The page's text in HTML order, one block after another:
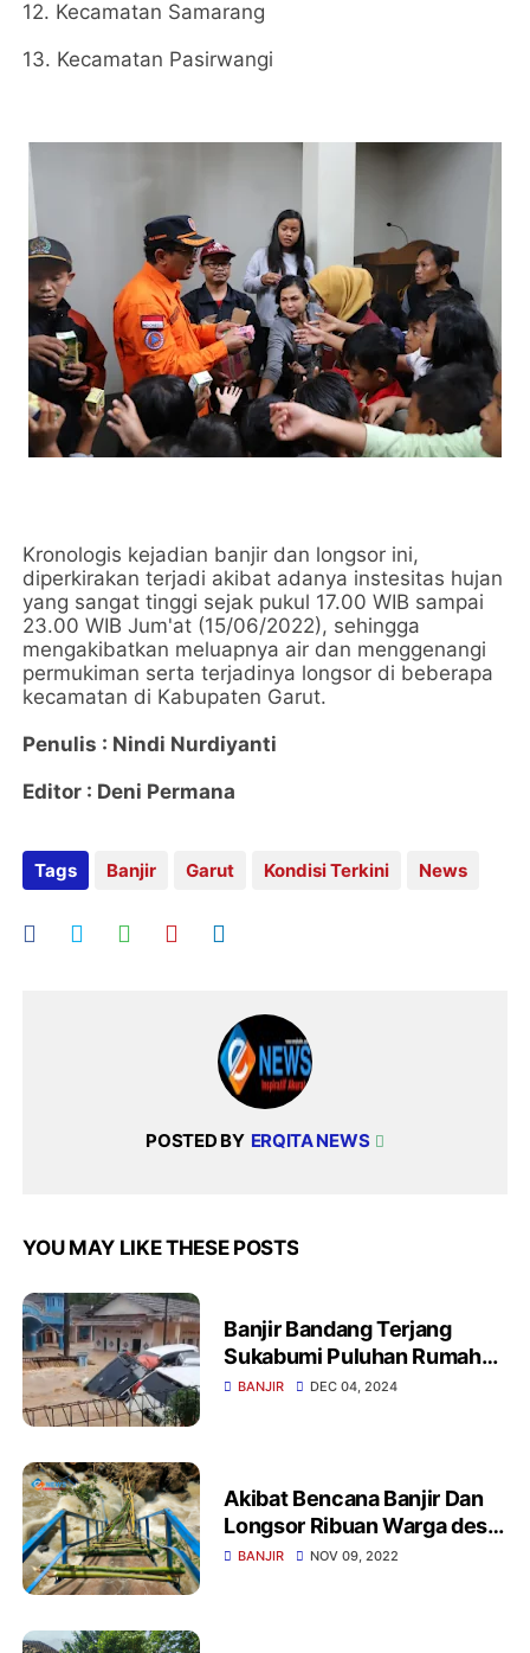
12. Kecamatan Samarang
13. Kecamatan Pasirwangi
Kronologis kejadian banjir dan longsor ini,
diperkirakan terjadi akibat adanya instesitas hujan
yang sangat tinggi sejak pukul 17.00 WIB sampai
23.00 WIB Jum'at (15/06/2022), sehingga
mengakibatkan meluapnya air dan menggenangi
permukiman serta terjadinya longsor di beberapa
kecamatan di Kabupaten Garut.
Penulis : Nindi Nurdiyanti
Editor : Deni Permana
Tags Banjir Garut Kondisi Terkini News
POSTED BY ERQITA NEWS
YOU MAY LIKE THESE POSTS
Banjir Bandang Terjang
Sukabumi Puluhan Rumah
Terendam Hingga Mobil
BANJIR DEC 04, 2024
Akibat Bencana Banjir Dan
Longsor Ribuan Warga desa
Gelarpawitan Terisolir
BANJIR NOV 09, 2022